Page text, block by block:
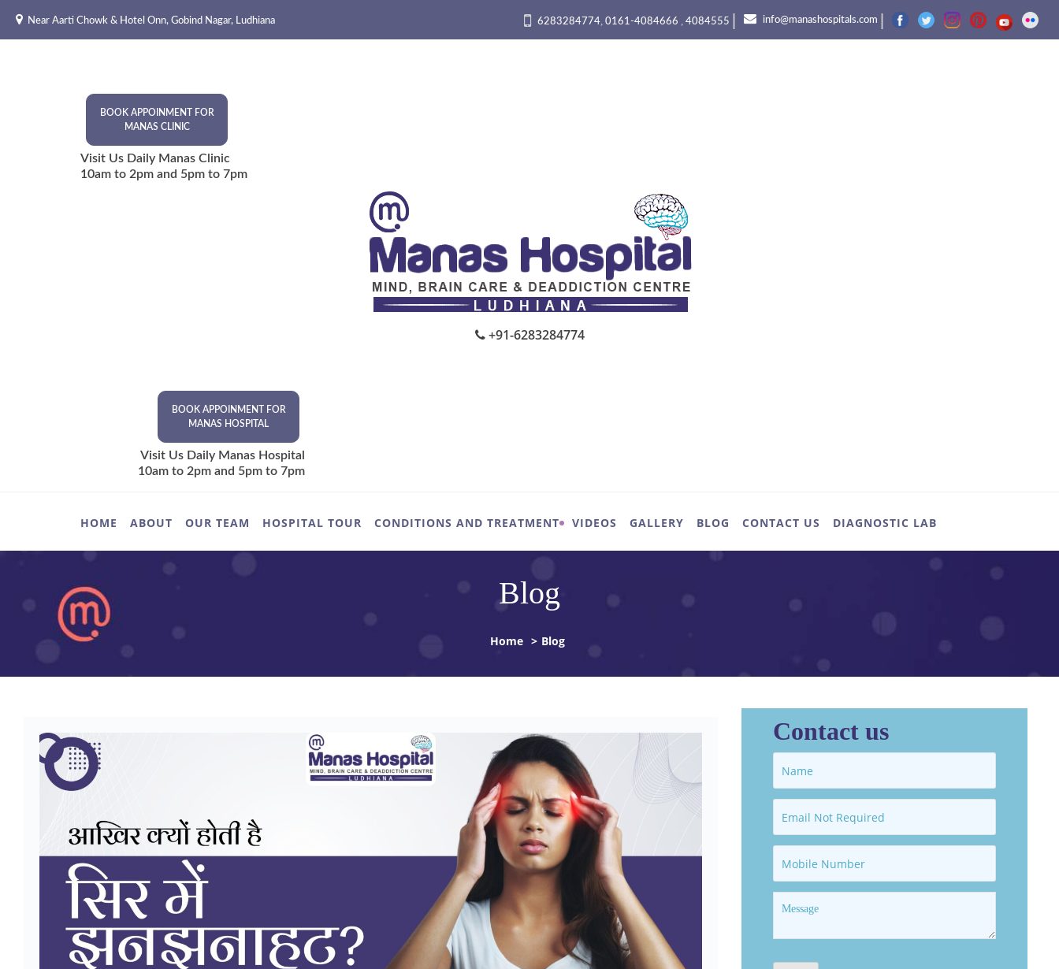
Near Aarti Chowk & Hotel Onn, Gobind Nagar, Ludhiana 6283284774, 0161-4084666 , 4084555 | info@manashospitals.com |
BOOK APPOINMENT FOR
MANAS CLINIC
Visit Us Daily Manas Clinic
10am to 2pm and 5pm to 7pm
+91-6283284774
BOOK APPOINMENT FOR
MANAS HOSPITAL
Visit Us Daily Manas Hospital
10am to 2pm and 5pm to 7pm
HOME ABOUT OUR TEAM HOSPITAL TOUR CONDITIONS AND TREATMENT VIDEOS GALLERY BLOG CONTACT US DIAGNOSTIC LAB
Blog
Home > Blog
Contact us